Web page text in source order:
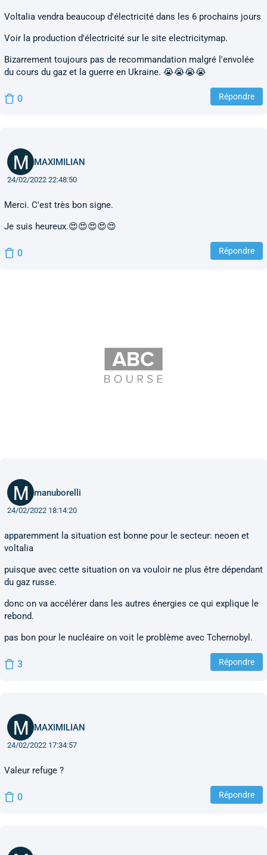
Voltalia vendra beaucoup d'électricité dans les 6 prochains jours
Voir la production d'électricité sur le site electricitymap.
Bizarrement toujours pas de recommandation malgré l'envolée
du cours du gaz et la guerre en Ukraine. 😭😭😭😭
0 Répondre
MAXIMILIAN
24/02/2022 22:48:50
Merci. C'est très bon signe.
Je suis heureux.😍😍😍😍😍
0 Répondre
manuborelli
24/02/2022 18:14:20
apparemment la situation est bonne pour le secteur: neoen et
voltalia
puisque avec cette situation on va vouloir ne plus être dépendant
du gaz russe.
donc on va accélérer dans les autres énergies ce qui explique le
rebond.
pas bon pour le nucléaire on voit le problème avec Tchernobyl.
3 Répondre
MAXIMILIAN
24/02/2022 17:34:57
Valeur refuge ?
0 Répondre